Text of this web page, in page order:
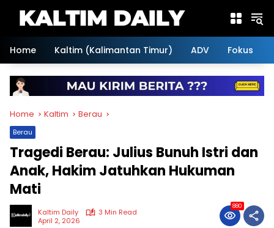
Home
Kaltim (Kalimantan Timur) ADV Fokus
Home Kaltim Berau
Berau
Tragedi Berau: Julius Bunuh Istri dan
Anak, Hakim Jatuhkan Hukuman
Mati
Kaltim Daily
3 Min Read
April 2, 2026
880